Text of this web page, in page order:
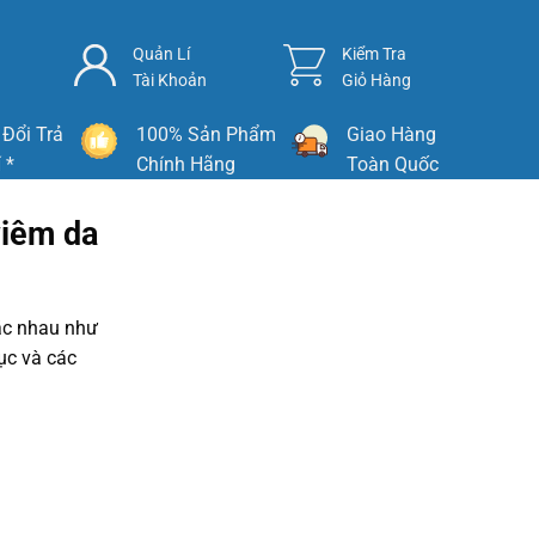
Quản Lí
Tài Khoản
Kiểm Tra
Giỏ Hàng
Trả
*
100% Sản Phẩm
Chính Hãng
Giao Hàng
Toàn Quốc
da
nhau như
và các